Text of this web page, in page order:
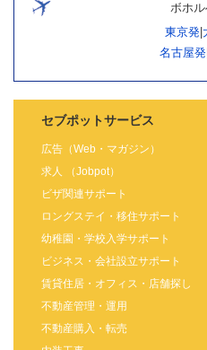
ボホ
東京発
名古屋発|
セブポットサービス
広告（Web・マガジン）
求人 （Jobpot）
ビザ関連サポート
ロングステイ・移住サポート
幼稚園・学校入学サポート
ビジネス・会社設立サポート
賃貸住居・オフィス・店舗探し
不動産管理・運用
不動産購入・転売